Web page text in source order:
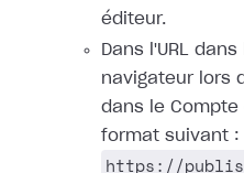
éditeur.
Dans l'URL
navigateur lors
dans le Compte
format suivant :
https://